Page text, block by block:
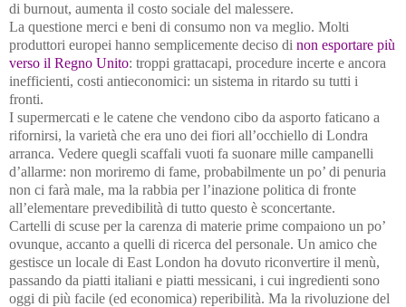
di burnout, aumenta il costo sociale del malessere.
La questione merci e beni di consumo non va meglio. Molti
produttori europei hanno semplicemente deciso di non esportare più
verso il Regno Unito: troppi grattacapi, procedure incerte e ancora
inefficienti, costi antieconomici: un sistema in ritardo su tutti i
fronti.
I supermercati e le catene che vendono cibo da asporto faticano a
rifornirsi, la varietà che era uno dei fiori all’occhiello di Londra
arranca. Vedere quegli scaffali vuoti fa suonare mille campanelli
d’allarme: non moriremo di fame, probabilmente un po’ di penuria
non ci farà male, ma la rabbia per l’inazione politica di fronte
all’elementare prevedibilità di tutto questo è sconcertante.
Cartelli di scuse per la carenza di materie prime compaiono un po’
ovunque, accanto a quelli di ricerca del personale. Un amico che
gestisce un locale di East London ha dovuto riconvertire il menù,
passando da piatti italiani e piatti messicani, i cui ingredienti sono
oggi di più facile (ed economica) reperibilità. Ma la rivoluzione del